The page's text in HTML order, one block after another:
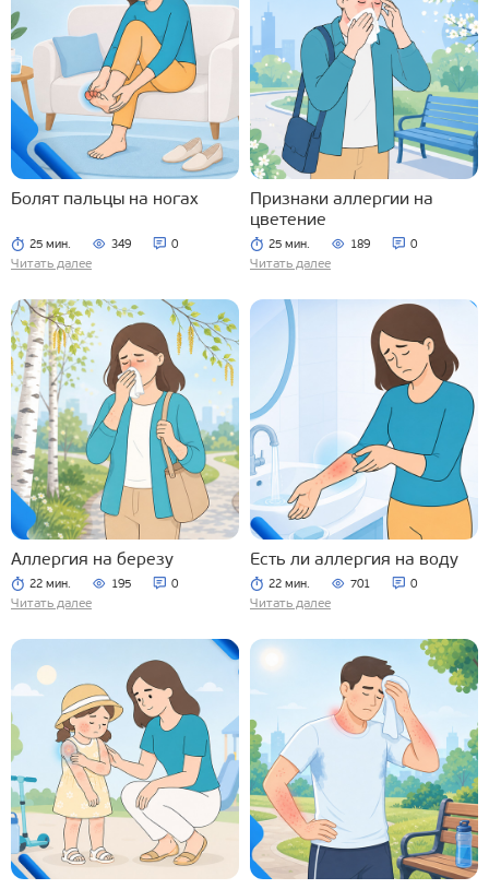
Болят пальцы на ногах
25 мин. 349 0
Читать далее
Признаки аллергии на
цветение
25 мин. 189 0
Читать далее
Аллергия на березу
22 мин. 195 0
Читать далее
Есть ли аллергия на воду
22 мин. 701 0
Читать далее